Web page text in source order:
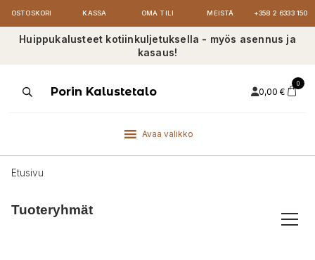
OSTOSKORI KASSA OMA TILI MEISTÄ +358 2 6333 150
Huippukalusteet kotiinkuljetuksella - myös asennus ja
kasaus!
ProductsPorin Kalustetalo 0,00 €
0
Avaa valikko
Etusivu
Tuoteryhmät